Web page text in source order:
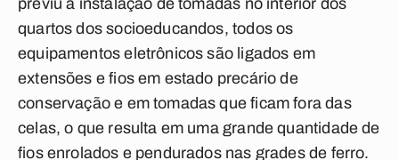
previu a instalação de tomadas no interior dos
quartos dos socioeducandos, todos os
equipamentos eletrônicos são ligados em
extensões e fios em estado precário de
conservação e em tomadas que ficam fora das
celas, o que resulta em uma grande quantidade de
fios enrolados e pendurados nas grades de ferro.